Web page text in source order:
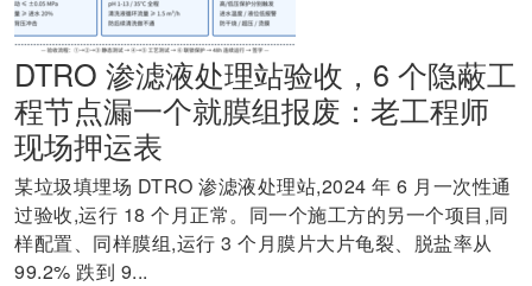
DTRO 渗滤液处理站验收，6 个隐蔽工
程节点漏一个就膜组报废：老工程师
现场押运表
某垃圾填埋场 DTRO 渗滤液处理站,2024 年 6 月一次性通
过验收,运行 18 个月正常。同一个施工方的另一个项目,同
样配置、同样膜组,运行 3 个月膜片大片龟裂、脱盐率从
99.2% 跌到 9...